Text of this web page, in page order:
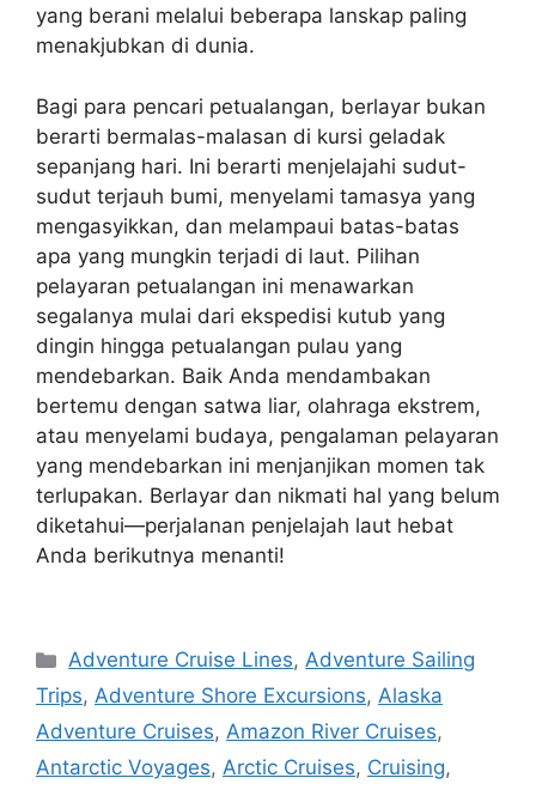
yang berani melalui beberapa lanskap paling
menakjubkan di dunia.
Bagi para pencari petualangan, berlayar bukan
berarti bermalas-malasan di kursi geladak
sepanjang hari. Ini berarti menjelajahi sudut-
sudut terjauh bumi, menyelami tamasya yang
mengasyikkan, dan melampaui batas-batas
apa yang mungkin terjadi di laut. Pilihan
pelayaran petualangan ini menawarkan
segalanya mulai dari ekspedisi kutub yang
dingin hingga petualangan pulau yang
mendebarkan. Baik Anda mendambakan
bertemu dengan satwa liar, olahraga ekstrem,
atau menyelami budaya, pengalaman pelayaran
yang mendebarkan ini menjanjikan momen tak
terlupakan. Berlayar dan nikmati hal yang belum
diketahui—perjalanan penjelajah laut hebat
Anda berikutnya menanti!
posCategories
Adventure Cruise Lines,Adventure Sailing
Trips, Adventure Shore Excursions, Alaska
Adventure Cruises, Amazon River Cruises,
Antarctic Voyages, Arctic Cruises, Cruising,